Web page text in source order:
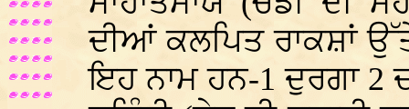
ਦੀਆਂ ਕਲਪਿਤ ਰਾਕਸ਼ਾਂ
ਇਹ ਨਾਮ ਹਨ-1 ਦੁਰਗਾ 2